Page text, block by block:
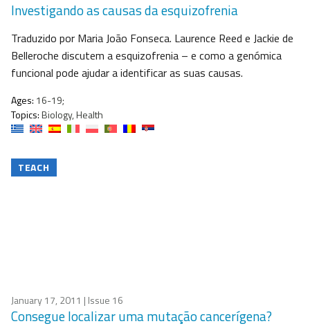
Investigando as causas da esquizofrenia
Traduzido por Maria João Fonseca. Laurence Reed e Jackie de
Belleroche discutem a esquizofrenia – e como a genómica
funcional pode ajudar a identificar as suas causas.
Ages: 16-19;
Topics:Biology, Health
TEACH
January 17, 2011 | Issue 16
Consegue localizar uma mutação cancerígena?